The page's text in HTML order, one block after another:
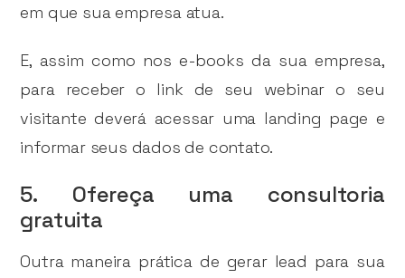
em que sua empresa atua.
E, assim como nos e-books da sua empresa,
para receber o link de seu webinar o seu
visitante deverá acessar uma landing page e
informar seus dados de contato.
5. Ofereça uma consultoria
gratuita
Outra maneira prática de gerar lead para sua